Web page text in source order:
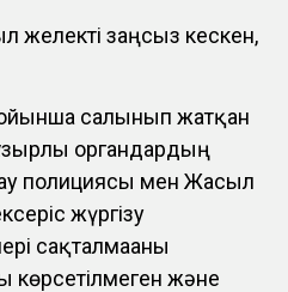
желекті заңсыз кескен,
салынып жатқан
органдардың
полициясы мен Жасыл
жүргізу
сақталмағаны
көрсетілмеген және